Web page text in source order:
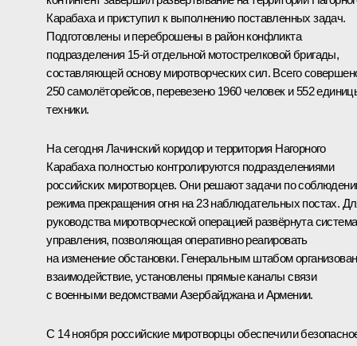
Карабаха и приступил к выполнению поставленных задач.
Подготовлены и переброшены в район конфликта
подразделения 15-й отдельной мотострелковой бригады,
составляющей основу миротворческих сил. Всего
250 самолёторейсов, перевезено 1960 человек и 552
техники.
На сегодня Лачинский коридор и территория Нагорного
Карабаха полностью контролируются подразделениями
российских миротворцев. Они решают задачи по
режима прекращения огня на 23 наблюдательных постах.
руководства миротворческой операцией развёрнута система
управления, позволяющая оперативно реагировать
на изменение обстановки. Генеральным штабом
взаимодействие, установлены прямые каналы связи
с военными ведомствами Азербайджана и Армении.
С 14 ноября российские миротворцы обеспечили